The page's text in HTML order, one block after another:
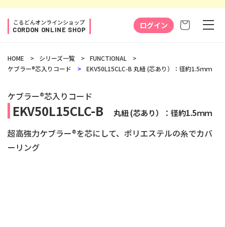
ンツに
進む
こるどんオンラインショップ
CORDON ONLINE SHOP
ログイン
ー
HOME シリーズ一覧
FUNCTIONAL
ケブラー®芯入りコード
EKV50L15CLC-B 丸紐 (芯あり）：径約1.5ｍｍ
ケブラー®芯入りコード
EKV50L15CLC-B 丸紐 (芯あり）：径約1.5ｍｍ
超高強力ケブラー®を芯にして、ポリエステルの糸でカバ
ーリング